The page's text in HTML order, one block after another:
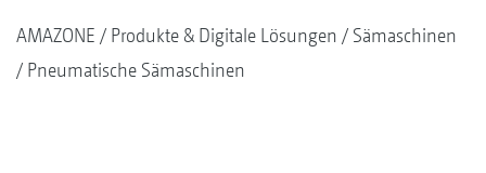
AMAZONE Produkte & Digitale Lösungen
Sämaschinen
Pneumatische Sämaschinen